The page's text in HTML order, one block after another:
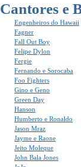
e
Engenheiros do Hawaii
Fagner
Fall Out Boy
Felipe Dylon
Fergie
Fernando e Sorocaba
Foo Fighters
Gino e Geno
Green Day
Hanson
Humberto e Ronaldo
Jason Mraz
Jayme e Raone
Jeito Moleque
John Bala Jones